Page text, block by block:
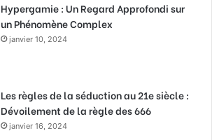
Hypergamie : Un Regard Approfondi sur
un Phénomène Complex
janvier 10, 2024
Les règles de la séduction au 21e siècle :
Dévoilement de la règle des 666
janvier 16, 2024